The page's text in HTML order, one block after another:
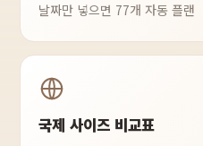
날짜만 넣으면 77개 자동 플랜
국제 사이즈 비교표